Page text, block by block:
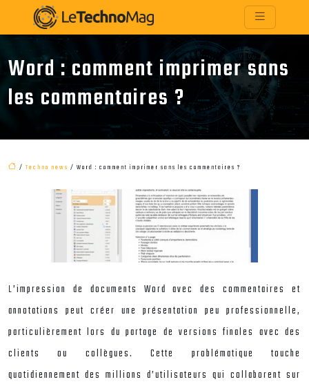
Word : comment imprimer sans
les commentaires ?
/ Techno news / Word : comment imprimer sans les commentaires ?
L’impression de documents Word avec des commentaires et
annotations peut créer une présentation peu professionnelle,
particulièrement lors du partage de versions finales avec des
clients ou collègues. Cette problématique touche
quotidiennement des millions d’utilisateurs qui collaborent sur